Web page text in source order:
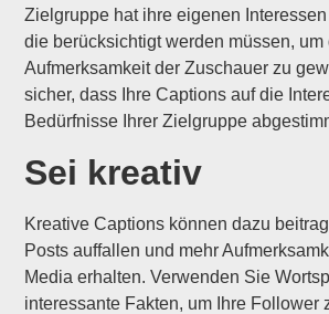
Zielgruppe hat ihre eigenen
die berücksichtigt werden müssen, um
Aufmerksamkeit der Zuschauer zu
sicher, dass Ihre Captions auf die
Bedürfnisse Ihrer Zielgruppe
Sei kreativ
Kreative Captions können dazu
Posts auffallen und mehr
Media erhalten. Verwenden Sie
interessante Fakten, um Ihre Follower